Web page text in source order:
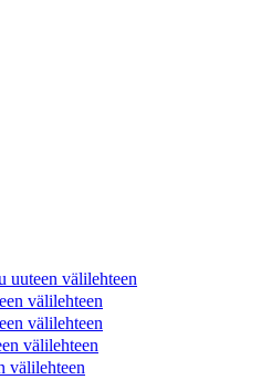
uuteen välilehteen
välilehteen
välilehteen
välilehteen
välilehteen